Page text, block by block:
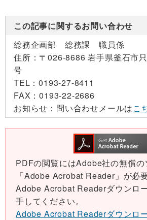
この記事に関するお問い合わせ
総務企画部 総務課 職員係
住所： 〒026-8686 岩手県釜石市
号
TEL：0193-27-8411
FAX：0193-22-2686
お知らせ： 問い合わせメールはこ
PDFの閲覧にはAdobe社の無償の
「Adobe Acrobat Reader」が必
Adobe Acrobat Readerダウンロ
手してください。
Adobe Acrobat Readerダウンロ